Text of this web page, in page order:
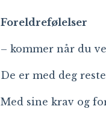
Foreldrefølelser
– kommer når du
De er med deg
Med sine krav og